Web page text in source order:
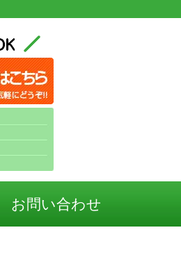
お問い合わせ